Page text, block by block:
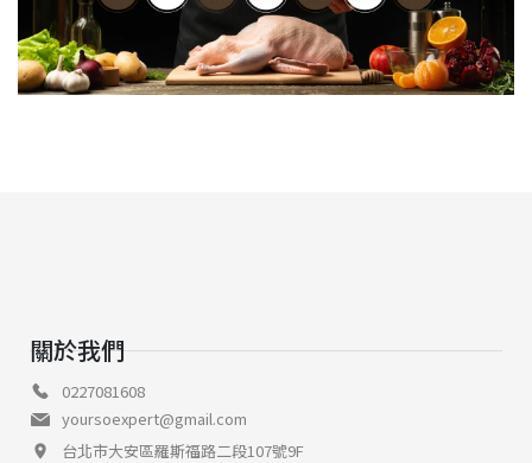
關於我們
0227081608
yoursoexpert@gmail.com
台北市大安區羅斯福路二段107號9F